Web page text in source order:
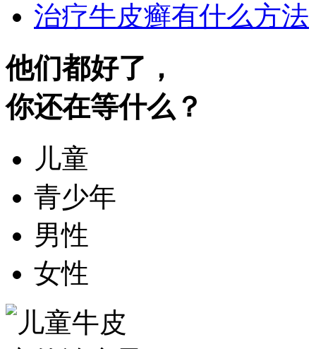
治疗牛皮癣有什么方法
他们都好了，
你还在等什么？
儿童
青少年
男性
女性